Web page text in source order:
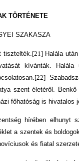
TÖRTÉNETE
SZAKASZA
tisztelték. [21]Halála után
kívánták.
[22]
szent életéről.
főhatóság is hivatalos
hírében elhunyt
a szentek és
és fiatal